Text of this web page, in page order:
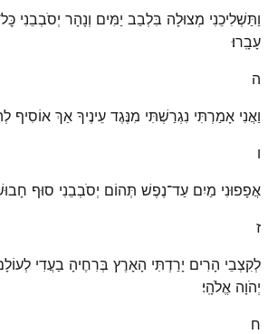
וַתַּשְׁלִיכֵנִי מְצוּלָה בִּלְבַב יַמִּים וְנָהָר יְסֹבְבֵנִי
עָבָֽרוּ׃
ה
וַאֲנִי אָמַרְתִּי נִגְרַשְׁתִּי מִנֶּגֶד עֵינֶיךָ אַךְ אוֹסִיף
ו
אֲפָפוּנִי מַיִם עַד־נֶפֶשׁ תְּהוֹם יְסֹבְבֵנִי סוּף
ז
לְקִצְבֵי הָרִים יָרַדְתִּי הָאָרֶץ בְּרִחֶיהָ בַעֲדִי
יְהֹוָה אֱלֹהָֽי׃
ח